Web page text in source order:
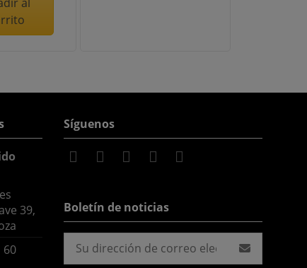
39,
60
Síguenos
Boletín de noticias